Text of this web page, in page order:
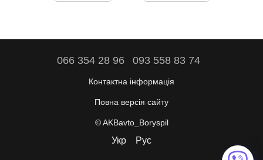
066 354 28 96 093 558 83 74
Контактна інформація
Повна версія сайту
© AKBavto_Boryspil
Укр Рус